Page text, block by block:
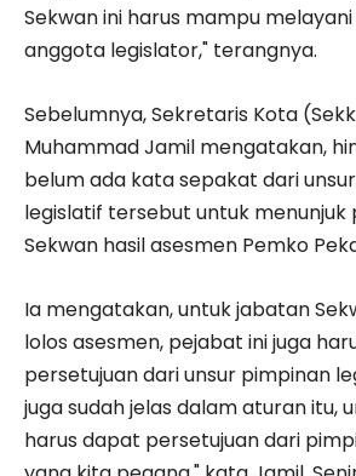
Sekwan ini harus mampu
anggota legislator," terangnya.
Sebelumnya, Sekretaris Kota
Muhammad Jamil mengatakan,
belum ada kata sepakat dari
legislatif tersebut untuk
Sekwan hasil asesmen Pemko
Ia mengatakan, untuk jabatan
lolos asesmen, pejabat ini juga
persetujuan dari unsur pimpinan
juga sudah jelas dalam aturan itu,
harus dapat persetujuan dari